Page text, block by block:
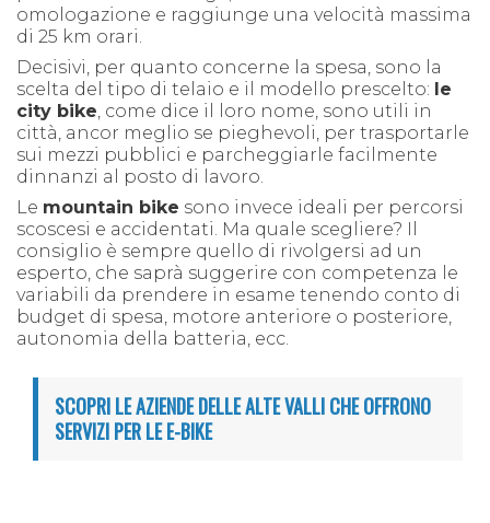
omologazione e raggiunge una velocità massima
di 25 km orari.
Decisivi, per quanto concerne la spesa, sono la
scelta del tipo di telaio e il modello prescelto: le
city bike , come dice il loro nome, sono utili in
città, ancor meglio se pieghevoli, per trasportarle
sui mezzi pubblici e parcheggiarle facilmente
dinnanzi al posto di lavoro.
Le mountain bike sono invece ideali per percorsi
scoscesi e accidentati. Ma quale scegliere? Il
consiglio è sempre quello di rivolgersi ad un
esperto, che saprà suggerire con competenza le
variabili da prendere in esame tenendo conto di
budget di spesa, motore anteriore o posteriore,
autonomia della batteria, ecc.
SCOPRI LE AZIENDE DELLE ALTE VALLI CHE OFFRONO
SERVIZI PER LE E-BIKE